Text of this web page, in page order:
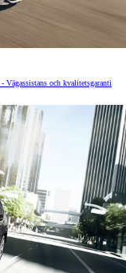
Vägassistans och kvalitetsgaranti